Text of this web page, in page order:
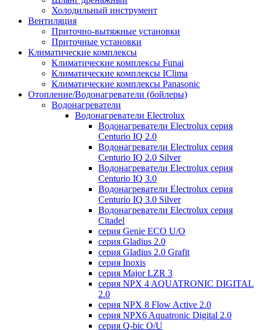
Холодильный инструмент
Вентиляция
Приточно-вытяжные установки
Приточные установки
Климатические комплексы
Климатические комплексы Funai
Климатические комплексы IClima
Климатические комплексы Panasonic
Отопление/Водонагреватели (бойлеры)
Водонагреватели
Водонагреватели Electrolux
Водонагреватели Electrolux серия
Centurio IQ 2.0
Водонагреватели Electrolux серия
Centurio IQ 2.0 Silver
Водонагреватели Electrolux серия
Centurio IQ 3.0
Водонагреватели Electrolux серия
Centurio IQ 3.0 Silver
Водонагреватели Electrolux серия
Citadel
серия Genie ECO U/О
серия Gladius 2.0
серия Gladius 2.0 Grafit
серия Inoxis
серия Major LZR 3
серия NPX 4 AQUATRONIC DIGITAL
2.0
серия NPX 8 Flow Active 2.0
серия NPX6 Aquatronic Digital 2.0
серия Q-bic O/U